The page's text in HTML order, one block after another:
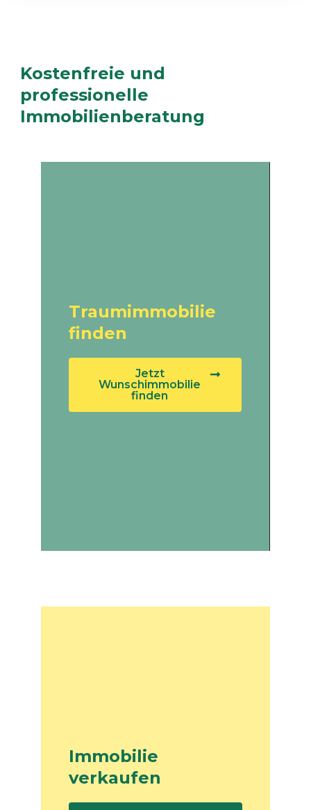
Kostenfreie und
professionelle
Immobilienberatung
Traumimmobilie
finden
Jetzt
Wunschimmobilie
finden
Immobilie
verkaufen